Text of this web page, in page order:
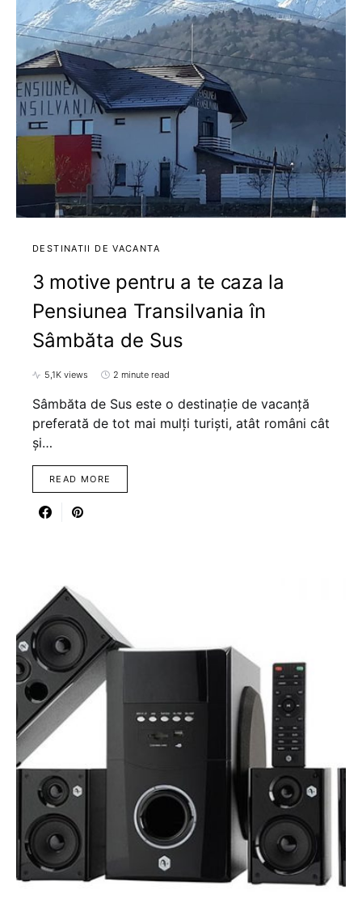
DESTINATII DE VACANTA
3 motive pentru a te caza la
Pensiunea Transilvania în
Sâmbăta de Sus
5,1K views 2 minute read
Sâmbăta de Sus este o destinație de vacanță
preferată de tot mai mulți turiști, atât români cât
și…
READ MORE